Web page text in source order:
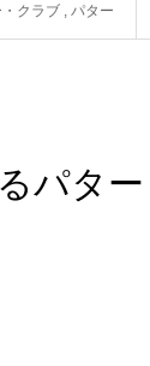
クラブ パター
パター